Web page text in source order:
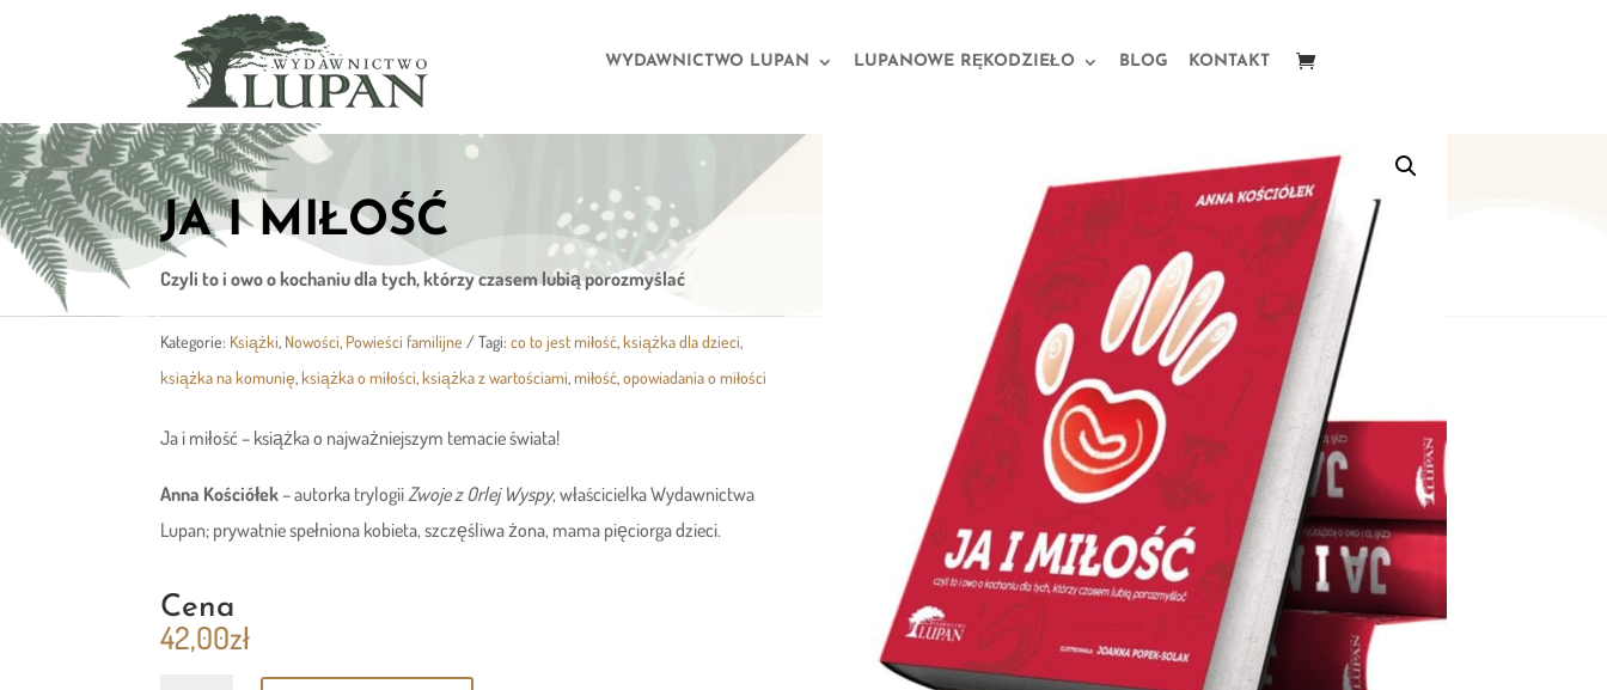
WYDAWNICTWO LUPAN LUPANOWE RĘKODZIEŁO BLOG KONTAKT
JA I MIŁOŚĆ
Czyli to i owo o kochaniu dla tych, którzy czasem lubią porozmyślać
Kategorie: Książki, Nowości, Powieści familijne Tagi:co to jest miłość,książka dla dzieci,
książka na komunię,książka o miłości,książka z wartościami,miłość,opowiadania o miłości
Ja i miłość – książka o najważniejszym temacie świata!
Anna Kościółek– autorka trylogii Zwoje z Orlej Wyspy, właścicielka Wydawnictwa
Lupan; prywatnie spełniona kobieta, szczęśliwa żona, mama pięciorga dzieci.
Cena
42,00zł